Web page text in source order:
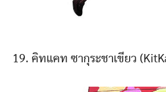
19. คิทแคท ซากุระชาเขียว